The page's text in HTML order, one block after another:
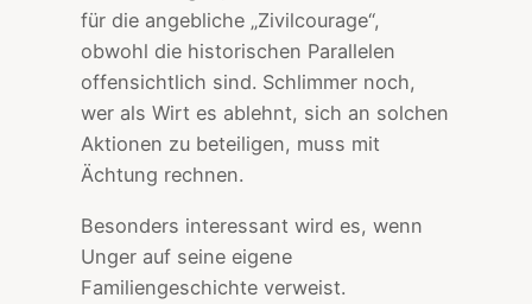
für die angebliche „Zivilcourage“,
obwohl die historischen Parallelen
offensichtlich sind. Schlimmer noch,
wer als Wirt es ablehnt, sich an solchen
Aktionen zu beteiligen, muss mit
Ächtung rechnen.
Besonders interessant wird es, wenn
Unger auf seine eigene
Familiengeschichte verweist.